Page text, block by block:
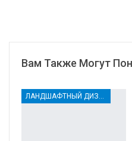
Вам Также Могут